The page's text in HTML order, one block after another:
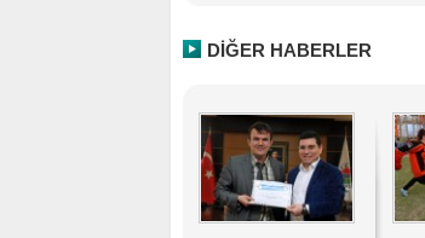
DİĞER HABERLER